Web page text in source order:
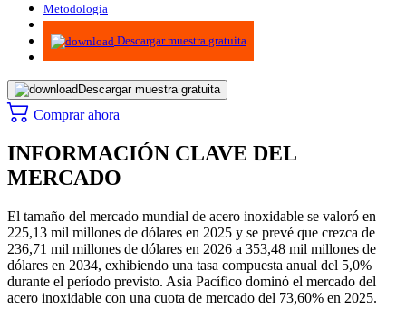
Metodología
Infografías
Descargar muestra gratuita
Descargar muestra gratuita
Comprar ahora
INFORMACIÓN CLAVE DEL
MERCADO
El tamaño del mercado mundial de acero inoxidable se valoró en
225,13 mil millones de dólares en 2025 y se prevé que crezca de
236,71 mil millones de dólares en 2026 a 353,48 mil millones de
dólares en 2034, exhibiendo una tasa compuesta anual del 5,0%
durante el período previsto. Asia Pacífico dominó el mercado del
acero inoxidable con una cuota de mercado del 73,60% en 2025.